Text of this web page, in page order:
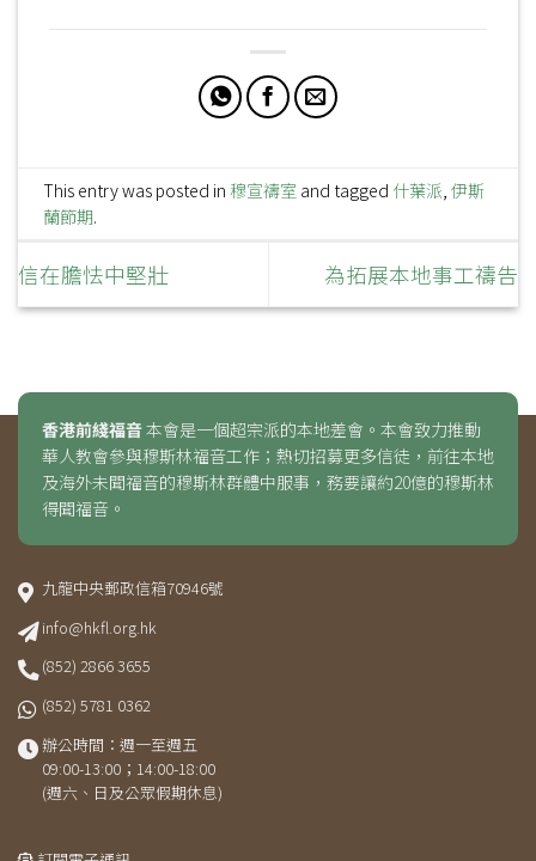
This entry was posted in穆宣禱室 and tagged 什葉派 ,伊斯
蘭節期.
信在膽怯中堅壯 為拓展本地事工禱告
香港前綫福音本會是一個超宗派的本地差會。本會致力推動
華人教會參與穆斯林福音工作；熱切招募更多信徒，前往本地
及海外未聞福音的穆斯林群體中服事，務要讓約20億的穆斯林
得聞福音。
九龍中央郵政信箱70946號
info@hkfl.org.hk
(852) 2866 3655
(852) 5781 0362
辦公時間：週一至週五
09:00-13:00；14:00-18:00
(週六、日及公眾假期休息)